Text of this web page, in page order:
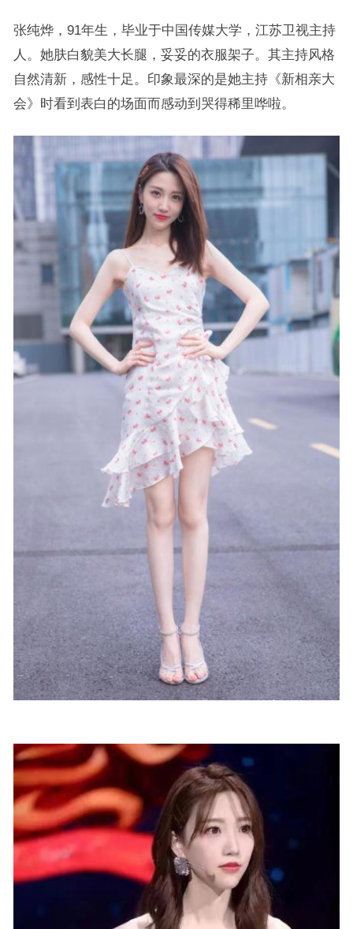
张纯烨，91年生，毕业于中国传媒大学，江苏卫视主持
人。她肤白貌美大长腿，妥妥的衣服架子。其主持风格
自然清新，感性十足。印象最深的是她主持《新相亲大
会》时看到表白的场面而感动到哭得稀里哗啦。